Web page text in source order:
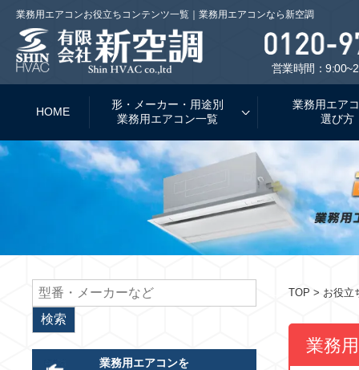
業務用エアコンお役立ちコンテンツ一覧｜業務用エアコンなら新空調
営業時間：
HOME
形・メーカー・用途別
業務用エアコン一覧
業務用エア
選び方
TOP > お役立
業務
業務用エアコンを